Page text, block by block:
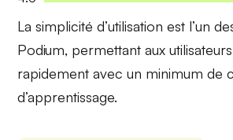
Lasimplicité d’utilisation est l’un
Podium, permettant aux
rapidement avec un minimum de
d’apprentissage.